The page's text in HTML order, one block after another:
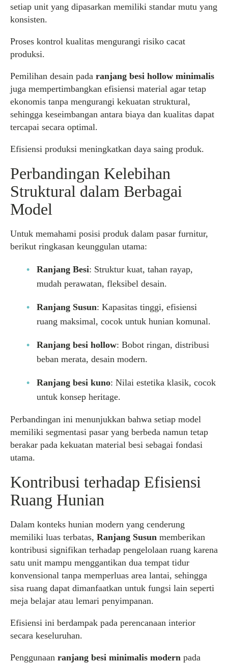
setiap unit yang dipasarkan memiliki standar mutu yang
konsisten.
Proses kontrol kualitas mengurangi risiko cacat
produksi.
Pemilihan desain pada ranjang besi hollow minimalis
juga mempertimbangkan efisiensi material agar tetap
ekonomis tanpa mengurangi kekuatan struktural,
sehingga keseimbangan antara biaya dan kualitas dapat
tercapai secara optimal.
Efisiensi produksi meningkatkan daya saing produk.
Perbandingan Kelebihan
Struktural dalam Berbagai
Model
Untuk memahami posisi produk dalam pasar furnitur,
berikut ringkasan keunggulan utama:
Ranjang Besi: Struktur kuat, tahan rayap,
mudah perawatan, fleksibel desain.
Ranjang Susun: Kapasitas tinggi, efisiensi
ruang maksimal, cocok untuk hunian komunal.
Ranjang besi hollow: Bobot ringan, distribusi
beban merata, desain modern.
Ranjang besi kuno: Nilai estetika klasik, cocok
untuk konsep heritage.
Perbandingan ini menunjukkan bahwa setiap model
memiliki segmentasi pasar yang berbeda namun tetap
berakar pada kekuatan material besi sebagai fondasi
utama.
Kontribusi terhadap Efisiensi
Ruang Hunian
Dalam konteks hunian modern yang cenderung
memiliki luas terbatas, Ranjang Susun memberikan
kontribusi signifikan terhadap pengelolaan ruang karena
satu unit mampu menggantikan dua tempat tidur
konvensional tanpa memperluas area lantai, sehingga
sisa ruang dapat dimanfaatkan untuk fungsi lain seperti
meja belajar atau lemari penyimpanan.
Efisiensi ini berdampak pada perencanaan interior
secara keseluruhan.
Penggunaan ranjang besi minimalis modern pada